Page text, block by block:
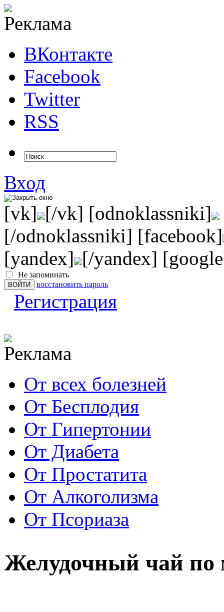
ВКонтакте
Facebook
Twitter
RSS
Вход
[vk] [/vk] [odnoklassniki]
[/odnoklassniki] [facebook]
[yandex] [/yandex]
Не запоминать
восстановить пароль
Регистрация
От всех болезней
От Бесплодия
От Гипертонии
От Диабета
От Простатита
От Алкоголизма
От Псориаза
Желудочный чай по